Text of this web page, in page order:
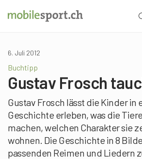
6. Juli 2012
Buchtipp
Gustav Frosch
Gustav Frosch lässt die Kinder in
Geschichte erleben, was die
machen, welchen Charakter sie
wohnen. Die Geschichte in 8
passenden Reimen und Liedern